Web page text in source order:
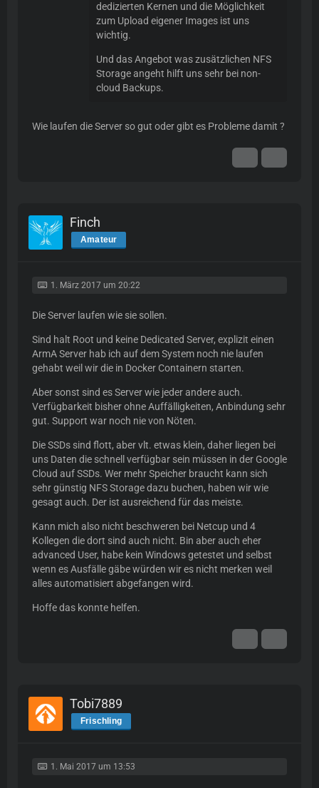
dedizierten Kernen und die Möglichkeit
zum Upload eigener Images ist uns
wichtig.
Und das Angebot was zusätzlichen NFS
Storage angeht hilft uns sehr bei non-
cloud Backups.
Wie laufen die Server so gut oder gibt es Probleme damit ?
Finch
Amateur
1. März 2017 um 20:22
Die Server laufen wie sie sollen.
Sind halt Root und keine Dedicated Server, explizit einen
ArmA Server hab ich auf dem System noch nie laufen
gehabt weil wir die in Docker Containern starten.
Aber sonst sind es Server wie jeder andere auch.
Verfügbarkeit bisher ohne Auffälligkeiten, Anbindung sehr
gut. Support war noch nie von Nöten.
Die SSDs sind flott, aber vlt. etwas klein, daher liegen bei
uns Daten die schnell verfügbar sein müssen in der Google
Cloud auf SSDs. Wer mehr Speicher braucht kann sich
sehr günstig NFS Storage dazu buchen, haben wir wie
gesagt auch. Der ist ausreichend für das meiste.
Kann mich also nicht beschweren bei Netcup und 4
Kollegen die dort sind auch nicht. Bin aber auch eher
advanced User, habe kein Windows getestet und selbst
wenn es Ausfälle gäbe würden wir es nicht merken weil
alles automatisiert abgefangen wird.
Hoffe das konnte helfen.
Tobi7889
Frischling
1. Mai 2017 um 13:53